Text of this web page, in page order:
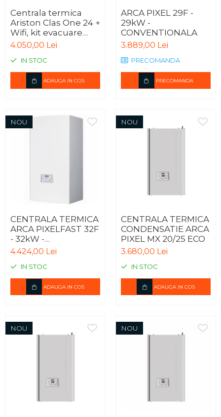
Centrala termica
Ariston Clas One 24 +
Wifi, kit evacuare
inclus
4.050,00 Lei
IN STOC
ADAUGA IN COS
ARCA PIXEL 29F -
29kW -
CONVENTIONALA
3.889,00 Lei
PRECOMANDA
PRECOMANDA
NOU
CENTRALA TERMICA
ARCA PIXELFAST 32F
- 32kW -
CONVENTIONALA
4.424,00 Lei
IN STOC
ADAUGA IN COS
NOU
CENTRALA TERMICA
CONDENSATIE ARCA
PIXEL MX 20/25 ECO
3.680,00 Lei
IN STOC
ADAUGA IN COS
NOU NOU